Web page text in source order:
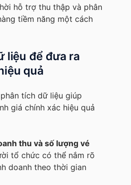
hỗ trợ thu thập và phân
tiềm năng một cách
liệu để đưa ra
quả
tích dữ liệu giúp
giá chính xác hiệu quả
thu và số lượng vé
tổ chức có thể nắm rõ
doanh theo thời gian